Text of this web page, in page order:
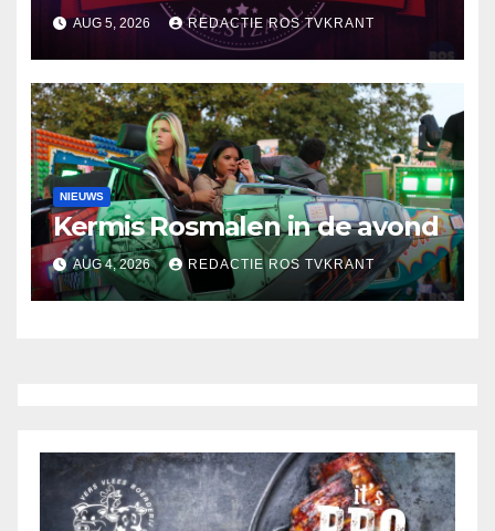
AUG 5, 2026 REDACTIE ROS TVKRANT
NIEUWS
Kermis Rosmalen in de avond
AUG 4, 2026 REDACTIE ROS TVKRANT